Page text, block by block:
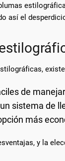
así el
de
sistema de
más
y la